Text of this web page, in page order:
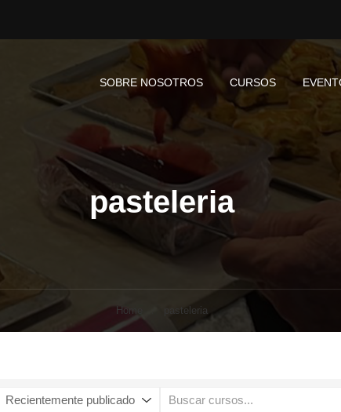
SOBRE NOSOTROS CURSOS
pasteleria
Home pasteleria